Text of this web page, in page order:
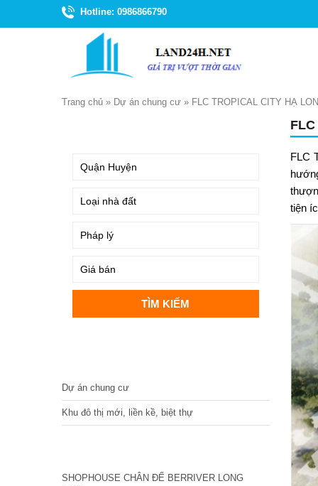
Hotline: 0986866790
Trang chủ » Dự án chung cư » FLC TROPICAL CITY HẠ
FLC
tiện
Dự án chung cư
Khu đô thị mới, liền kề, biệt thự
SHOPHOUSE CHÂN ĐẾ BERRIVER LONG